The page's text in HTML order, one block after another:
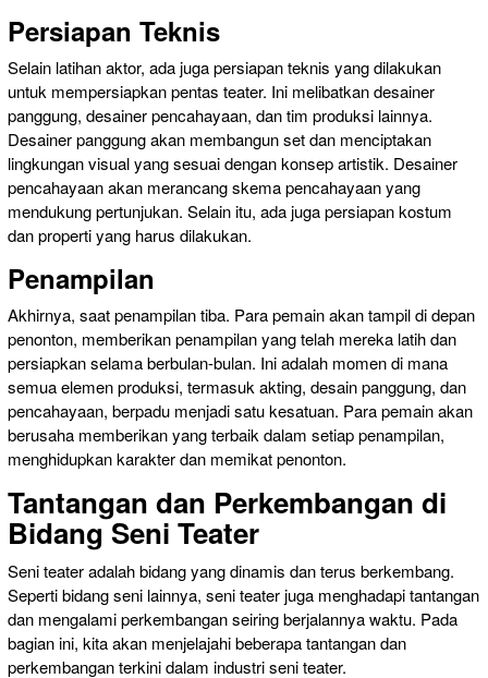
Persiapan Teknis
Selain latihan aktor, ada juga persiapan teknis yang dilakukan
untuk mempersiapkan pentas teater. Ini melibatkan desainer
panggung, desainer pencahayaan, dan tim produksi lainnya.
Desainer panggung akan membangun set dan menciptakan
lingkungan visual yang sesuai dengan konsep artistik. Desainer
pencahayaan akan merancang skema pencahayaan yang
mendukung pertunjukan. Selain itu, ada juga persiapan kostum
dan properti yang harus dilakukan.
Penampilan
Akhirnya, saat penampilan tiba. Para pemain akan tampil di depan
penonton, memberikan penampilan yang telah mereka latih dan
persiapkan selama berbulan-bulan. Ini adalah momen di mana
semua elemen produksi, termasuk akting, desain panggung, dan
pencahayaan, berpadu menjadi satu kesatuan. Para pemain akan
berusaha memberikan yang terbaik dalam setiap penampilan,
menghidupkan karakter dan memikat penonton.
Tantangan dan Perkembangan di
Bidang Seni Teater
Seni teater adalah bidang yang dinamis dan terus berkembang.
Seperti bidang seni lainnya, seni teater juga menghadapi tantangan
dan mengalami perkembangan seiring berjalannya waktu. Pada
bagian ini, kita akan menjelajahi beberapa tantangan dan
perkembangan terkini dalam industri seni teater.